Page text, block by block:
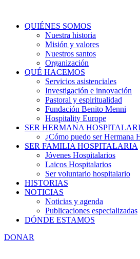
QUIÉNES SOMOS
Nuestra historia
Misión y valores
Nuestros santos
Organización
QUÉ HACEMOS
Servicios asistenciales
Investigación e innovación
Pastoral y espiritualidad
Fundación Benito Menni
Hospitality Europe
SER HERMANA
¿Cómo puedo ser Hermana
SER FAMILIA HOSPITALARIA
Jóvenes Hospitalarios
Laicos Hospitalarios
Ser voluntario hospitalario
HISTORIAS
NOTICIAS
Noticias y agenda
Publicaciones especializadas
DÓNDE ESTAMOS
DONAR